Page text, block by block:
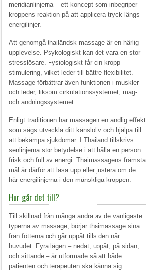
meridianlinjerna – ett koncept som inbegriper
kroppens reaktion på att applicera tryck längs
energilinjer.
Att genomgå thailändsk massage är en härlig
upplevelse. Psykologiskt kan det vara en stor
stresslösare. Fysiologiskt får din kropp
stimulering, vilket leder till bättre flexibilitet.
Massage förbättrar även funktionen i muskler
och leder, liksom cirkulationssystemet, mag-
och andningssystemet.
Enligt traditionen har massagen en andlig effekt
som sägs utveckla ditt känsloliv och hjälpa till
att bekämpa sjukdomar. I Thailand tillskrivs
senlinjerna stor betydelse i att hålla en person
frisk och full av energi. Thaimassagens främsta
mål är därför att låsa upp eller justera om de
här energilinjerna i den mänskliga kroppen.
Hur går det till?
Till skillnad från många andra av de vanligaste
typerna av massage, börjar thaimassage sina
från fötterna och går uppåt tills den når
huvudet. Fyra lägen – nedåt, uppåt, på sidan,
och sittande – är utformade så att både
patienten och terapeuten ska känna sig